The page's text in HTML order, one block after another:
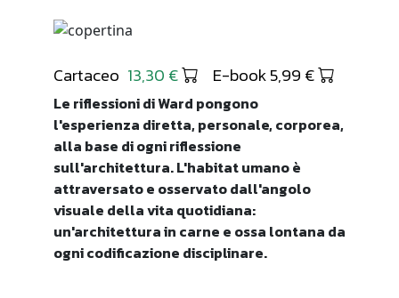
Cartaceo 13,30 € E-book 5,99 €
Le riflessioni di Ward pongono
l'esperienza diretta, personale, corporea,
alla base di ogni riflessione
sull'architettura. L'habitat umano è
attraversato e osservato dall'angolo
visuale della vita quotidiana:
un'architettura in carne e ossa lontana da
ogni codificazione disciplinare.